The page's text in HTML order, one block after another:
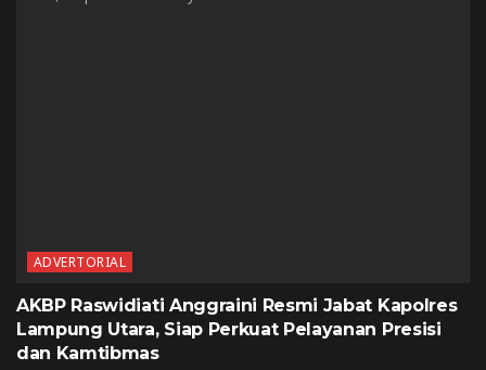
ADVERTORIAL
AKBP Raswidiati Anggraini Resmi Jabat Kapolres
Lampung Utara, Siap Perkuat Pelayanan Presisi
dan Kamtibmas